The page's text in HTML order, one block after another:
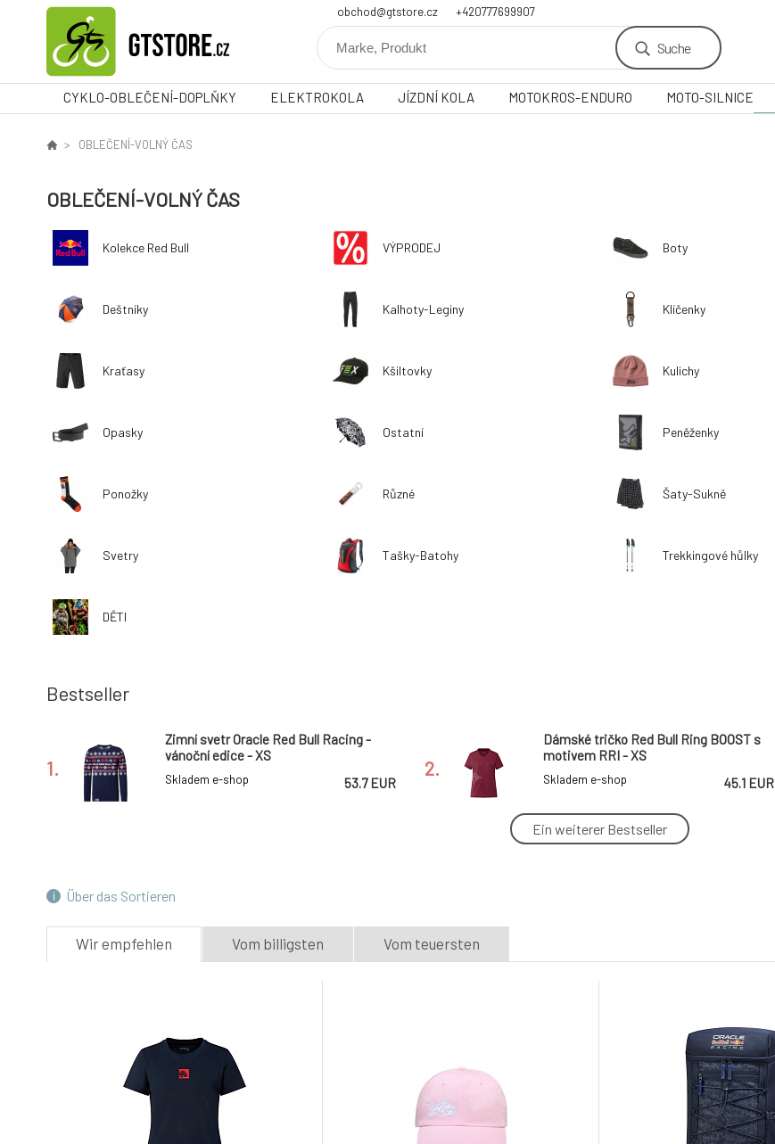
obchod@gtstore.cz +420777699907
Suche
CYKLO-OBLEČENÍ-DOPLŇKY ELEKTROKOLA JÍZDNÍ KOLA MOTOKROS-ENDURO MOTO-SILNICE
OBLEČENÍ-VOLNÝ ČAS
OBLEČENÍ-VOLNÝ ČAS
Kolekce Red Bull VÝPRODEJ Boty
Deštníky Kalhoty-Leginy Klíčenky
Kraťasy Kšiltovky Kulichy
Opasky Ostatní Peněženky
Ponožky Různé Šaty-Sukně
Svetry Tašky-Batohy Trekkingové hůlky
DĚTI
Bestseller
1.
Zimní svetr Oracle Red Bull Racing -
vánoční edice - XS
Skladem e-shop 53.7 EUR
2.
Dámské tričko Red Bull Ring BOOST s
motivem RRI - XS
Skladem e-shop 45.1 EUR
Zimní svetr KTM Red Bull Racing -
7.
TFB modré
Ein weiterer Bestseller
Über das Sortieren
Wir empfehlen Vom billigsten Vom teuersten